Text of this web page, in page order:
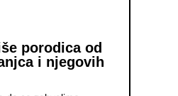
porodica od
i njegovih